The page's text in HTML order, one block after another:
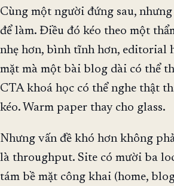
Cùng một người đứng sau,
để làm. Điều đó kéo theo một
nhẹ hơn, bình tĩnh hơn, editorial
mặt mà một bài blog dài có thể
CTA khoá học có thể nghe thật
kéo. Warm paper thay cho glass.
Nhưng vấn đề khó hơn không
là throughput. Site có mười ba
tám bề mặt công khai (home,